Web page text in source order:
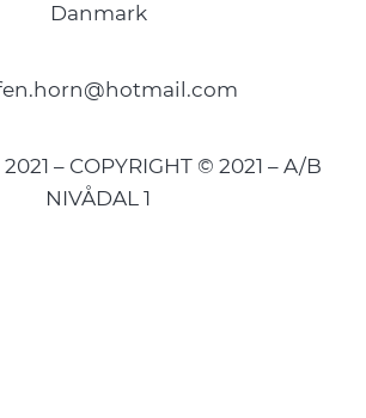
Danmark
– COPYRIGHT © 2021 – A/B
NIVÅDAL 1